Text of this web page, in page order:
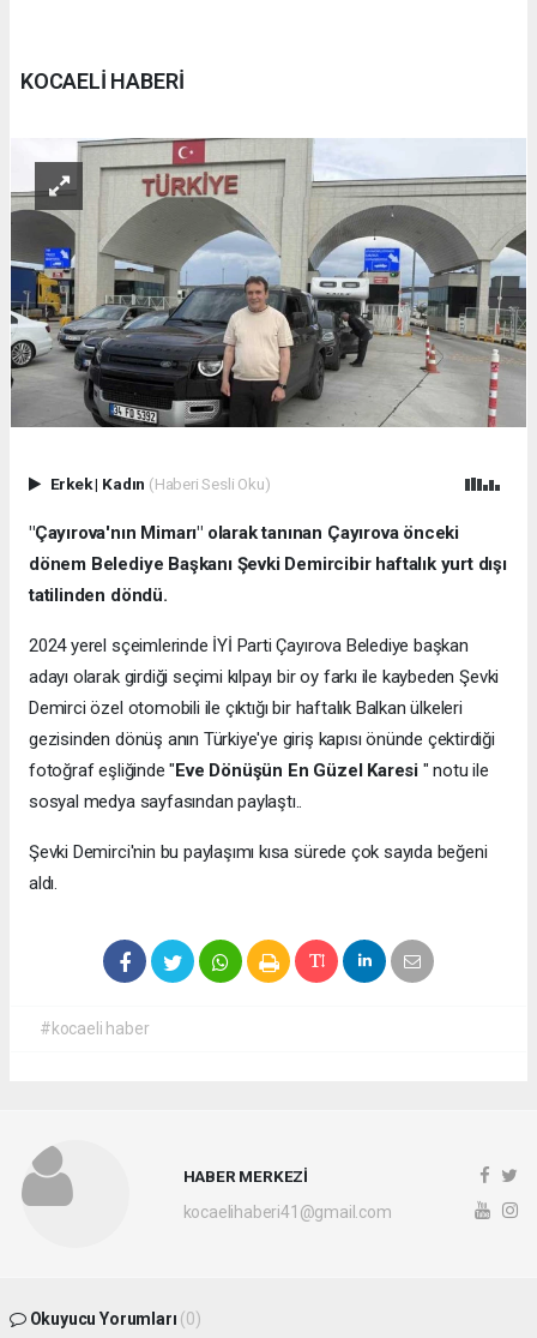
KOCAELİ HABERİ
Erkek| Kadın (Haberi Sesli Oku)
"Çayırova'nın Mimarı" olarak tanınan Çayırova önceki
dönem Belediye Başkanı Şevki Demircibir haftalık yurt dışı
tatilinden döndü.
2024 yerel sçeimlerinde İYİ Parti Çayırova Belediye başkan
adayı olarak girdiği seçimi kılpayı bir oy farkı ile kaybeden Şevki
Demirci özel otomobili ile çıktığı bir haftalık Balkan ülkeleri
gezisinden dönüş anın Türkiye'ye giriş kapısı önünde çektirdiği
fotoğraf eşliğinde "Eve Dönüşün En Güzel Karesi " notu ile
sosyal medya sayfasından paylaştı..
Şevki Demirci'nin bu paylaşımı kısa sürede çok sayıda beğeni
aldı.
#kocaeli haber
HABER MERKEZİ
kocaelihaberi41@gmail.com
Okuyucu Yorumları (0)